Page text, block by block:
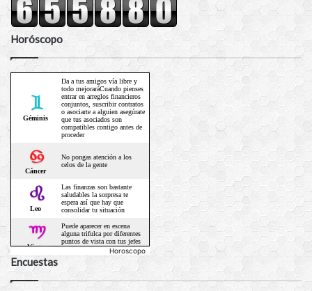
Horóscopo
Horoscopo
Encuestas